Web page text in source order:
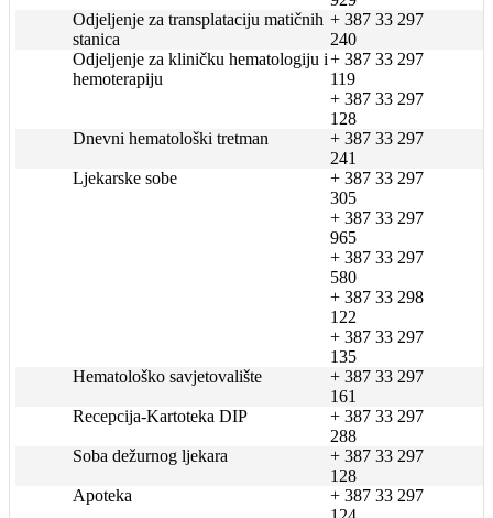
Odjeljenje za transplataciju matičnih
stanica
+ 387 33 297
240
Odjeljenje za kliničku hematologiju i
hemoterapiju
+ 387 33 297
119
+ 387 33 297
128
Dnevni hematološki tretman
+ 387 33 297
241
Ljekarske sobe
+ 387 33 297
305
+ 387 33 297
965
+ 387 33 297
580
+ 387 33 298
122
+ 387 33 297
135
Hematološko savjetovalište
+ 387 33 297
161
Recepcija-Kartoteka DIP
+ 387 33 297
288
Soba dežurnog ljekara
+ 387 33 297
128
Apoteka
+ 387 33 297